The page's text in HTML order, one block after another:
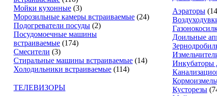
Мойки кухонные (3)
Морозильные камеры встраиваемые (24)
Подогреватели посуды (2)
Посудомоечные машины
встраиваемые (174)
Смесители (3)
Стиральные машины встраиваемые (14)
Холодильники встраиваемые (114)
ТЕЛЕВИЗОРЫ
Аэраторы
Доильные
Инкубаторы
Кусторезы